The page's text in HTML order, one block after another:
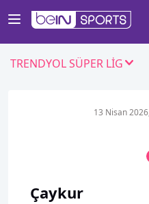
TRENDYOL SÜPER LİG
Çaykur
13 Nisan